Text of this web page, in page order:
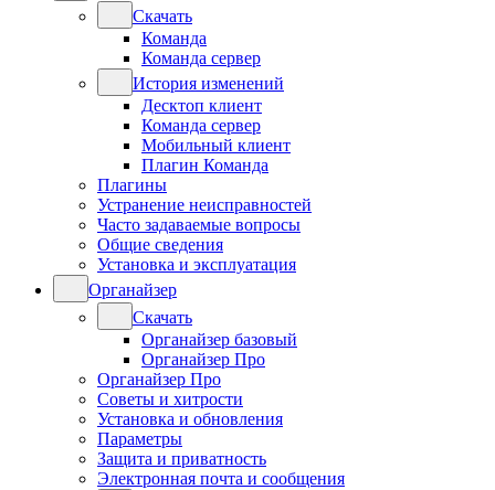
Скачать
Команда
Команда сервер
История изменений
Десктоп клиент
Команда сервер
Мобильный клиент
Плагин Команда
Плагины
Устранение неисправностей
Часто задаваемые вопросы
Общие сведения
Установка и эксплуатация
Органайзер
Скачать
Органайзер базовый
Органайзер Про
Органайзер Про
Советы и хитрости
Установка и обновления
Параметры
Защита и приватность
Электронная почта и сообщения